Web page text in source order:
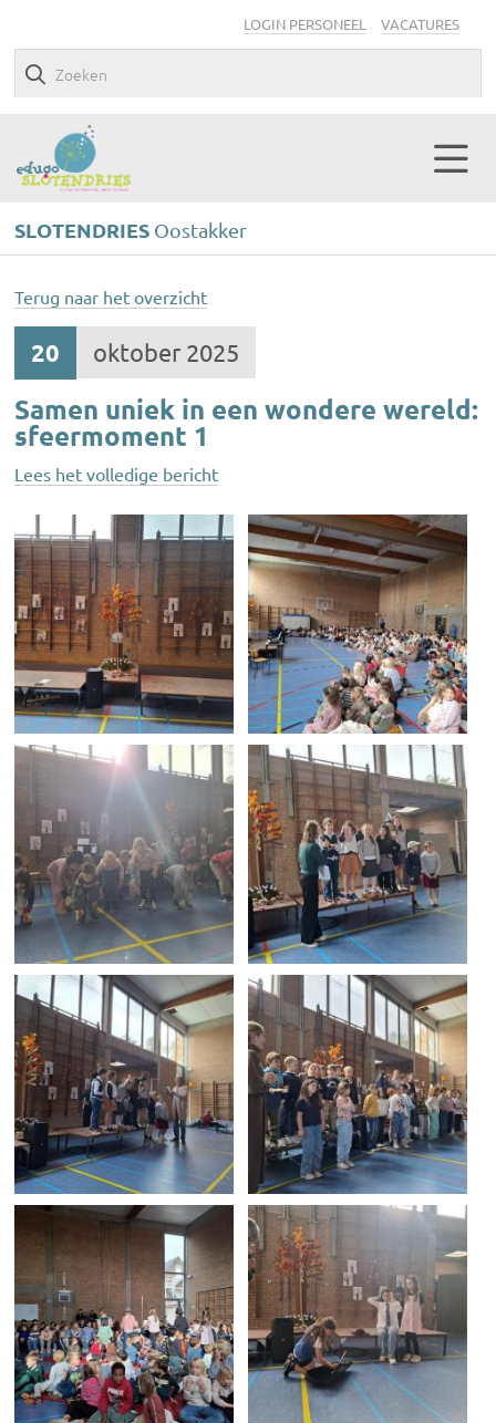
LOGIN PERSONEEL VACATURES
SLOTENDRIES Oostakker
Terug naar het overzicht
20 oktober 2025
Samen uniek in een wondere wereld:
sfeermoment 1
Lees het volledige bericht